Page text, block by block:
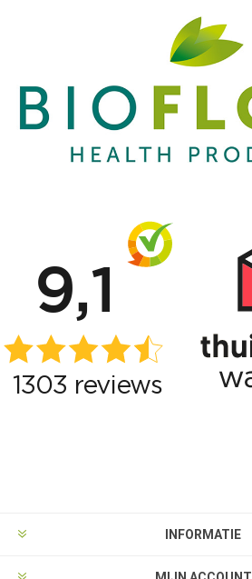
INFORMATIE